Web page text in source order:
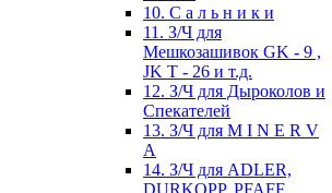
10. С а л ь н и к и
11. З/Ч для
Мешкозашивок GK - 9 ,
JK T - 26 и т.д.
12. З/Ч для Дыроколов и
Спекателей
13. З/Ч для M I N E R V
A
14. З/Ч для ADLER,
DURKOPP, PFAFF,